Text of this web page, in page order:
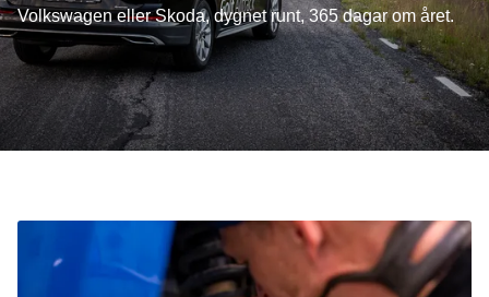
Volkswagen eller Skoda, dygnet runt, 365 dagar om året.